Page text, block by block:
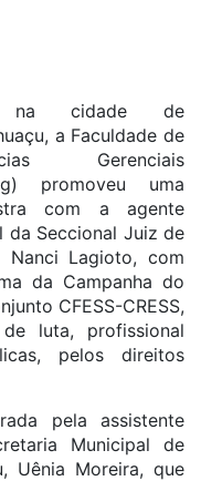
cidade de
a Faculdade de
Gerenciais
promoveu uma
com a agente
da Seccional Juiz de
Nanci Lagioto, com
da Campanha do
CFESS-CRESS,
de luta, profissional
pelos direitos
pela assistente
Municipal de
Uênia Moreira, que